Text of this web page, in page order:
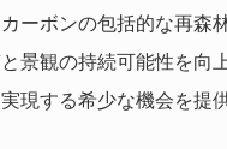
ーボンの包括的な再森
景観の持続可能性を向
現する希少な機会を提